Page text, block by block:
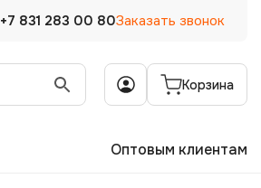
+7 831 283 00 80Заказать звонок
Корзина
Оптовым клиентам